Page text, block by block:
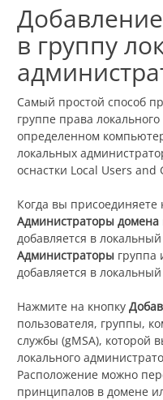
в группу
Самый простой способ
группе права
определенном
локальных
оснастки Local Users and
Когда вы
Администраторы домена
добавляется в
Администраторы группа
добавляется в локальный
Нажмите на кнопку
пользователя, группы,
службы (gMSA), которой
локального
Расположение можно
принципалов в домене